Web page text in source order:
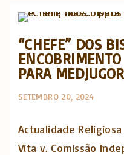
“CHEFE” DOS
PARA
SETEMBRO 20, 2024
Actualidade
Vita v. Comissão